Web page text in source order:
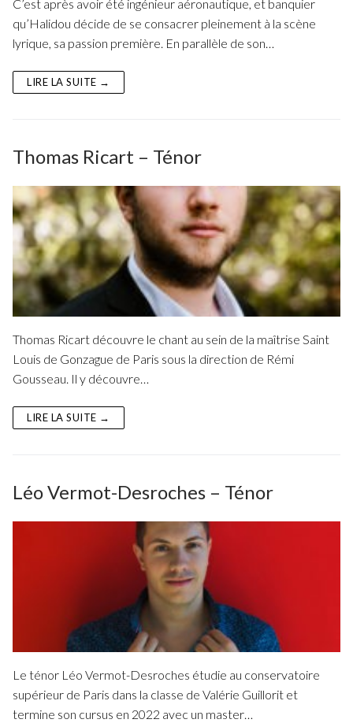
Fuoco Obbligato
Fuoco Jazz
Archives
CDs
Vidéos
Galerie
Actions
Contact
EN
C’est après avoir été ingénieur aéronautique, et banquier
qu’Halidou décide de se consacrer pleinement à la scène
lyrique, sa passion première. En parallèle de son…
LIRE LA SUITE →
Thomas Ricart – Ténor
Thomas Ricart découvre le chant au sein de la maîtrise Saint
Louis de Gonzague de Paris sous la direction de Rémi
Gousseau. Il y découvre…
LIRE LA SUITE →
Léo Vermot-Desroches – Ténor
Le ténor Léo Vermot-Desroches étudie au conservatoire
supérieur de Paris dans la classe de Valérie Guillorit et
termine son cursus en 2022 avec un master…